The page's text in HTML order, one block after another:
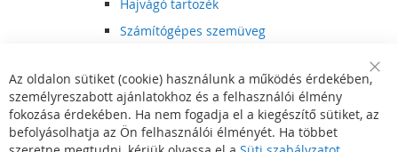
Hajvágó tartozék
Számítógépes szemüveg
Hajvágó kiegészítő
Szórakoztató elektronika
Multimédia
DVD, BluRay lejátszó
Bar
Az oldalon sütiket (cookie) használunk a működés érdekében,
személyreszabott ajánlatokhoz és a felhasználói élmény
fokozása érdekében. Ha nem fogadja el a kiegészítő sütiket, az
befolyásolhatja az Ön felhasználói élményét. Ha többet